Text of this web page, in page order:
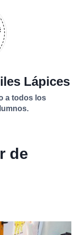
Lápices
a todos los
de